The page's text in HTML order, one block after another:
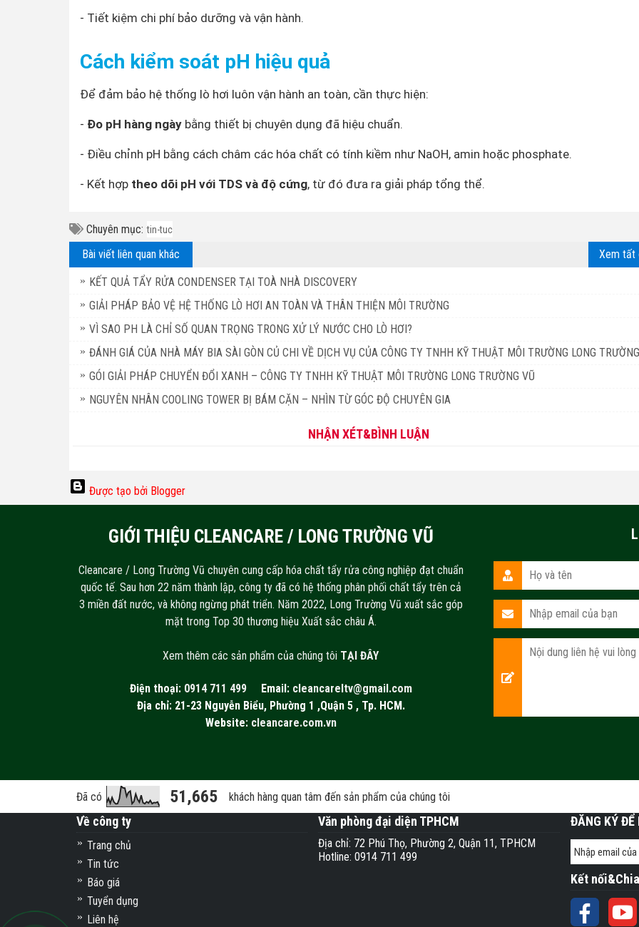
- Tiết kiệm chi phí bảo dưỡng và vận hành.
Cách kiểm soát pH hiệu quả
Để đảm bảo hệ thống lò hơi luôn vận hành an toàn, cần thực hiện:
- Đo pH hàng ngày bằng thiết bị chuyên dụng đã hiệu chuẩn.
- Điều chỉnh pH bằng cách châm các hóa chất có tính kiềm như NaOH, amin hoặc phosphate.
- Kết hợp theo dõi pH với TDS và độ cứng, từ đó đưa ra giải pháp tổng thể.
Chuyên mục: tin-tuc
Xem tất
Bài viết liên quan khác
KẾT QUẢ TẨY RỬA CONDENSER TẠI TOÀ NHÀ DISCOVERY
GIẢI PHÁP BẢO VỆ HỆ THỐNG LÒ HƠI AN TOÀN VÀ THÂN THIỆN MÔI TRƯỜNG
VÌ SAO PH LÀ CHỈ SỐ QUAN TRỌNG TRONG XỬ LÝ NƯỚC CHO LÒ HƠI?
ĐÁNH GIÁ CỦA NHÀ MÁY BIA SÀI GÒN CỦ CHI VỀ DỊCH VỤ CỦA CÔNG TY TNHH KỸ THUẬT MÔI TRƯỜNG LONG
GÓI GIẢI PHÁP CHUYỂN ĐỔI XANH – CÔNG TY TNHH KỸ THUẬT MÔI TRƯỜNG LONG TRƯỜNG VŨ
NGUYÊN NHÂN COOLING TOWER BỊ BÁM CẶN – NHÌN TỪ GÓC ĐỘ CHUYÊN GIA
NHẬN XÉT&BÌNH LUẬN
Được tạo bởi Blogger
GIỚI THIỆU CLEANCARE / LONG TRƯỜNG VŨ
Cleancare / Long Trường Vũ chuyên cung cấp hóa chất tẩy rửa công nghiệp đạt chuẩn
quốc tế. Sau hơn 22 năm thành lập, công ty đã có hệ thống phân phối chất tẩy trên cả
3 miền đất nước, và không ngừng phát triển. Năm 2022, Long Trường Vũ xuất sắc góp
mặt trong Top 30 thương hiệu Xuất sắc châu Á.
Xem thêm các sản phẩm của chúng tôi TẠI ĐÂY
Điện thoại: 0914 711 499 Email: cleancareltv@gmail.com
Địa chỉ: 21-23 Nguyễn Biểu, Phường 1 ,Quận 5 , Tp. HCM.
Website: cleancare.com.vn
Đã có 51,665 khách hàng quan tâm đến sản phẩm của chúng tôi
Về công ty
Trang chủ
Tin tức
Báo giá
Tuyển dụng
Liên hệ
Văn phòng đại diện TPHCM
Địa chỉ: 72 Phú Thọ, Phường 2, Quận 11, TPHCM
Hotline: 0914 711 499
ĐĂNG KÝ ĐỂ
Kết